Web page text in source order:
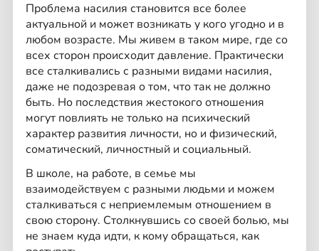
Проблема насилия становится все более
актуальной и может возникать у кого угодно и в
любом возрасте. Мы живем в таком мире, где со
всех сторон происходит давление. Практически
все сталкивались с разными видами насилия,
даже не подозревая о том, что так не должно
быть. Но последствия жестокого отношения
могут повлиять не только на психический
характер развития личности, но и физический,
соматический, личностный и социальный.
В школе, на работе, в семье мы
взаимодействуем с разными людьми и можем
сталкиваться с неприемлемым отношением в
свою сторону. Столкнувшись со своей болью, мы
не знаем куда идти, к кому обращаться, как